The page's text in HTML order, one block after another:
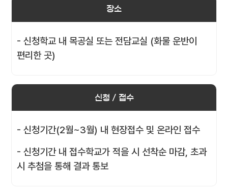
장소
- 신청학교 내 목공실 또는 전담교실 (화물 운반이
편리한 곳)
신청 / 접수
- 신청기간(2월~3월) 내 현장접수 및 온라인 접수
- 신청기간 내 접수학교가 적을 시 선착순 마감, 초과
시 추첨을 통해 결과 통보